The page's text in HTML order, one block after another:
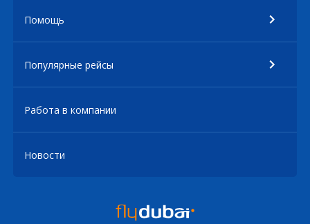
Помощь
Популярные рейсы
Работа в компании
Новости